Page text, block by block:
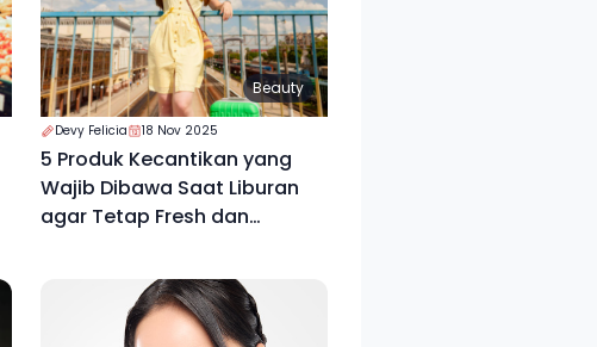
Beauty
Devy Felicia 18 Nov 2025
5 Produk Kecantikan yang
Wajib Dibawa Saat Liburan
agar Tetap Fresh dan